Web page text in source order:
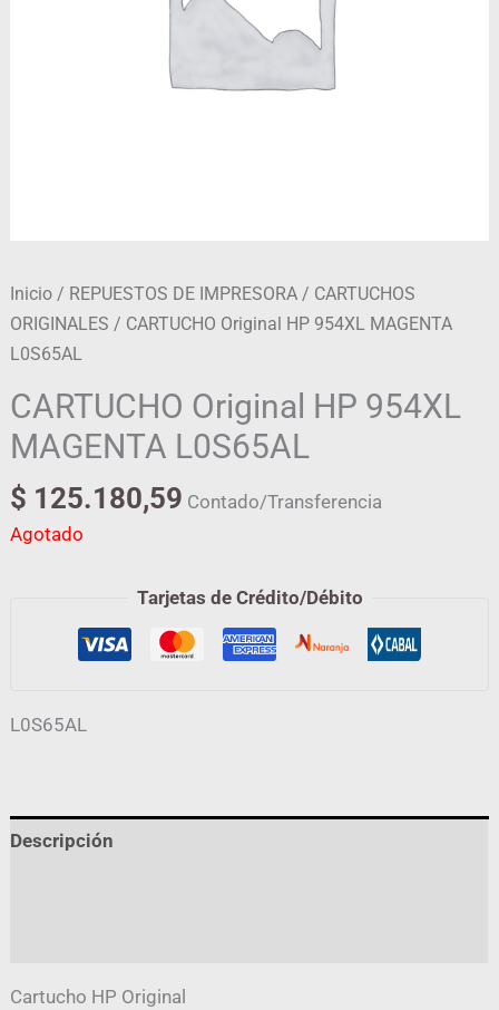
Inicio / REPUESTOS DE IMPRESORA / CARTUCHOS
ORIGINALES / CARTUCHO Original HP 954XL MAGENTA
L0S65AL
CARTUCHO Original HP 954XL
MAGENTA L0S65AL
$ 125.180,59 Contado/Transferencia
Agotado
Tarjetas de Crédito/Débito
L0S65AL
Descripción
Cartucho HP Original